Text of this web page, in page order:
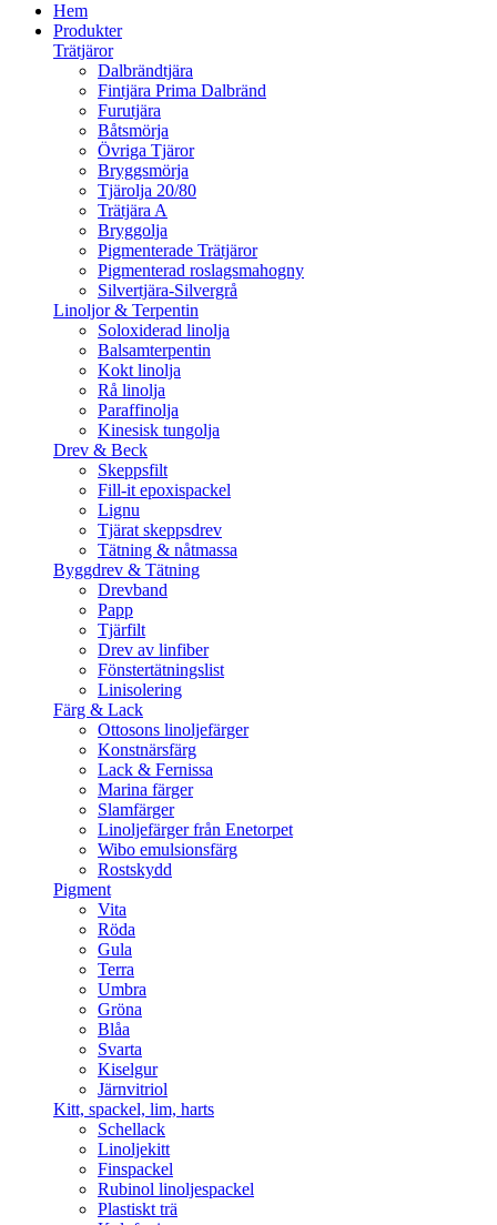
Hem
Produkter
Trätjäror
Dalbrändtjära
Fintjära Prima Dalbränd
Furutjära
Båtsmörja
Övriga Tjäror
Bryggsmörja
Tjärolja 20/80
Trätjära A
Bryggolja
Pigmenterade Trätjäror
Pigmenterad roslagsmahogny
Silvertjära-Silvergrå
Linoljor & Terpentin
Soloxiderad linolja
Balsamterpentin
Kokt linolja
Rå linolja
Paraffinolja
Kinesisk tungolja
Drev & Beck
Skeppsfilt
Fill-it epoxispackel
Lignu
Tjärat skeppsdrev
Tätning & nåtmassa
Byggdrev & Tätning
Drevband
Papp
Tjärfilt
Drev av linfiber
Fönstertätningslist
Linisolering
Färg & Lack
Ottosons linoljefärger
Konstnärsfärg
Lack & Fernissa
Marina färger
Slamfärger
Linoljefärger från Enetorpet
Wibo emulsionsfärg
Rostskydd
Pigment
Vita
Röda
Gula
Terra
Umbra
Gröna
Blåa
Svarta
Kiselgur
Järnvitriol
Kitt, spackel, lim, harts
Schellack
Linoljekitt
Finspackel
Rubinol linoljespackel
Plastiskt trä